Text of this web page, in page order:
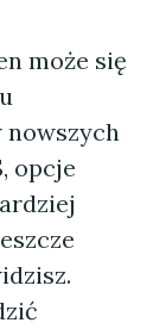
może się
nowszych
opcje